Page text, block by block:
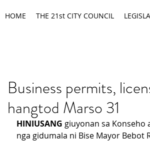
HOME THE 21st CITY COUNCIL
Business permits,
hangtod Marso 31
HINIUSANG giuyonan sa
nga gidumala ni Bise Mayor Bebot